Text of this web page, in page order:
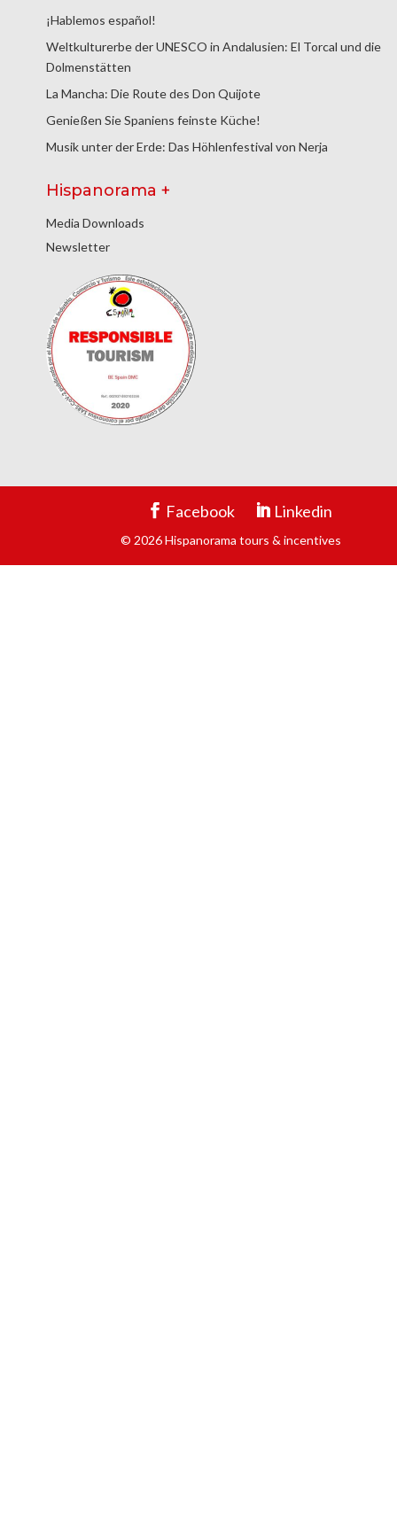
¡Hablemos español!
Weltkulturerbe der UNESCO in Andalusien: El Torcal und die
Dolmenstätten
La Mancha: Die Route des Don Quijote
Genießen Sie Spaniens feinste Küche!
Musik unter der Erde: Das Höhlenfestival von Nerja
Hispanorama +
Media Downloads
Newsletter
Facebook Linkedin
© 2026 Hispanorama tours & incentives